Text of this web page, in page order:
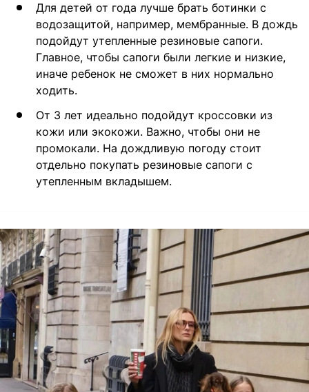
Для детей от года лучше брать ботинки с
водозащитой, например, мембранные. В дождь
подойдут утепленные резиновые сапоги.
Главное, чтобы сапоги были легкие и низкие,
иначе ребенок не сможет в них нормально
ходить.
От 3 лет идеально подойдут кроссовки из
кожи или экокожи. Важно, чтобы они не
промокали. На дождливую погоду стоит
отдельно покупать резиновые сапоги с
утепленным вкладышем.